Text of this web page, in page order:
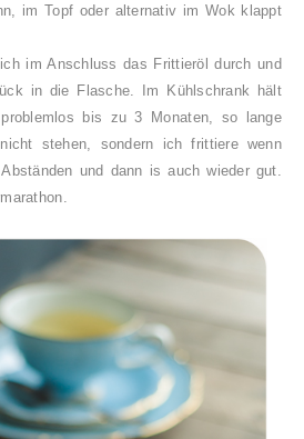
im Topf oder alternativ im Wok klappt
im Anschluss das Frittieröl durch und
in die Flasche. Im Kühlschrank hält
bis zu 3 Monaten, so lange
stehen, sondern ich frittiere wenn
und dann is auch wieder gut.